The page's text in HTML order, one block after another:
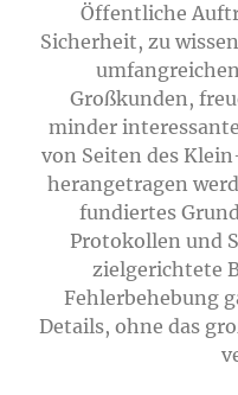
Öffentliche
Sicherheit, zu
Großkunden,
minder
von Seiten des
herangetragen
fundiertes
Protokollen und
zielgerichtete
Fehlerbehebung
Details, ohne das